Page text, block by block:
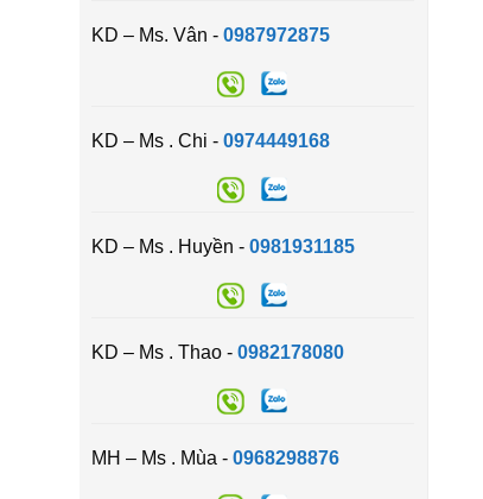
KD – Ms. Vân - 0987972875
KD – Ms . Chi - 0974449168
KD – Ms . Huyền - 0981931185
KD – Ms . Thao - 0982178080
MH – Ms . Mùa - 0968298876